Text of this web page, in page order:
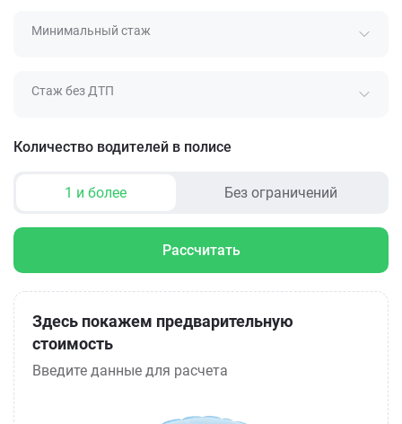
Минимальный стаж
Стаж без ДТП
Количество водителей в полисе
1 и более Без ограничений
Рассчитать
Здесь покажем предварительную
стоимость
Введите данные для расчета